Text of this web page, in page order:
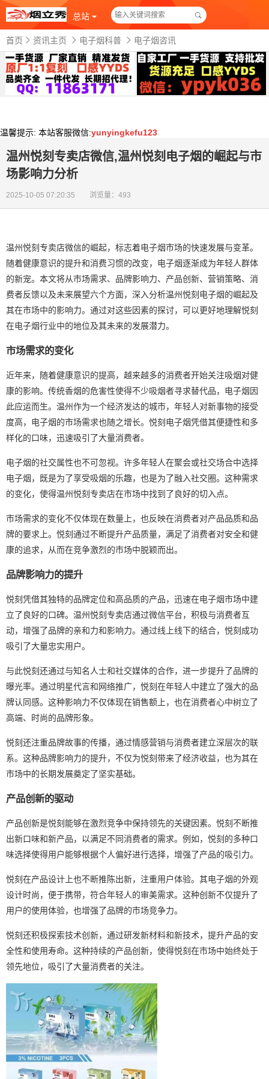
总站
首页 资讯主页 电子烟科普 电子烟咨讯
温馨提示: 本站客服微信:yunyingkefu123
温州悦刻专卖店微信,温州悦刻电子烟的崛起与市
场影响力分析
2025-10-05 07:20:35 浏览量：493
温州悦刻专卖店微信的崛起，标志着电子烟市场的快速发展与变革。
随着健康意识的提升和消费习惯的改变，电子烟逐渐成为年轻人群体
的新宠。本文将从市场需求、品牌影响力、产品创新、营销策略、消
费者反馈以及未来展望六个方面，深入分析温州悦刻电子烟的崛起及
其在市场中的影响力。通过对这些因素的探讨，可以更好地理解悦刻
在电子烟行业中的地位及其未来的发展潜力。
市场需求的变化
近年来，随着健康意识的提高，越来越多的消费者开始关注吸烟对健
康的影响。传统香烟的危害性使得不少吸烟者寻求替代品，电子烟因
此应运而生。温州作为一个经济发达的城市，年轻人对新事物的接受
度高，电子烟的市场需求也随之增长。悦刻电子烟凭借其便捷性和多
样化的口味，迅速吸引了大量消费者。
电子烟的社交属性也不可忽视。许多年轻人在聚会或社交场合中选择
电子烟，既是为了享受吸烟的乐趣，也是为了融入社交圈。这种需求
的变化，使得温州悦刻专卖店在市场中找到了良好的切入点。
市场需求的变化不仅体现在数量上，也反映在消费者对产品品质和品
牌的要求上。悦刻通过不断提升产品质量，满足了消费者对安全和健
康的追求，从而在竞争激烈的市场中脱颖而出。
品牌影响力的提升
悦刻凭借其独特的品牌定位和高品质的产品，迅速在电子烟市场中建
立了良好的口碑。温州悦刻专卖店通过微信平台，积极与消费者互
动，增强了品牌的亲和力和影响力。通过线上线下的结合，悦刻成功
吸引了大量忠实用户。
与此悦刻还通过与知名人士和社交媒体的合作，进一步提升了品牌的
曝光率。通过明星代言和网络推广，悦刻在年轻人中建立了强大的品
牌认同感。这种影响力不仅体现在销售额上，也在消费者心中树立了
高端、时尚的品牌形象。
悦刻还注重品牌故事的传播，通过情感营销与消费者建立深层次的联
系。这种品牌影响力的提升，不仅为悦刻带来了经济收益，也为其在
市场中的长期发展奠定了坚实基础。
产品创新的驱动
产品创新是悦刻能够在激烈竞争中保持领先的关键因素。悦刻不断推
出新口味和新产品，以满足不同消费者的需求。例如，悦刻的多种口
味选择使得用户能够根据个人偏好进行选择，增强了产品的吸引力。
悦刻在产品设计上也不断推陈出新，注重用户体验。其电子烟的外观
设计时尚，便于携带，符合年轻人的审美需求。这种创新不仅提升了
用户的使用体验，也增强了品牌的市场竞争力。
悦刻还积极探索技术创新，通过研发新材料和新技术，提升产品的安
全性和使用寿命。这种持续的产品创新，使得悦刻在市场中始终处于
领先地位，吸引了大量消费者的关注。